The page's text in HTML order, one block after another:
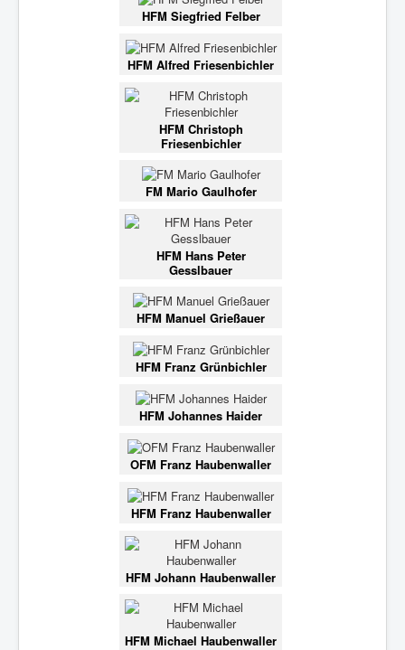
HFM Siegfried Felber
HFM Alfred Friesenbichler
HFM Christoph
Friesenbichler
FM Mario Gaulhofer
HFM Hans Peter
Gesslbauer
HFM Manuel Grießauer
HFM Franz Grünbichler
HFM Johannes Haider
OFM Franz Haubenwaller
HFM Franz Haubenwaller
HFM Johann Haubenwaller
HFM Michael Haubenwaller